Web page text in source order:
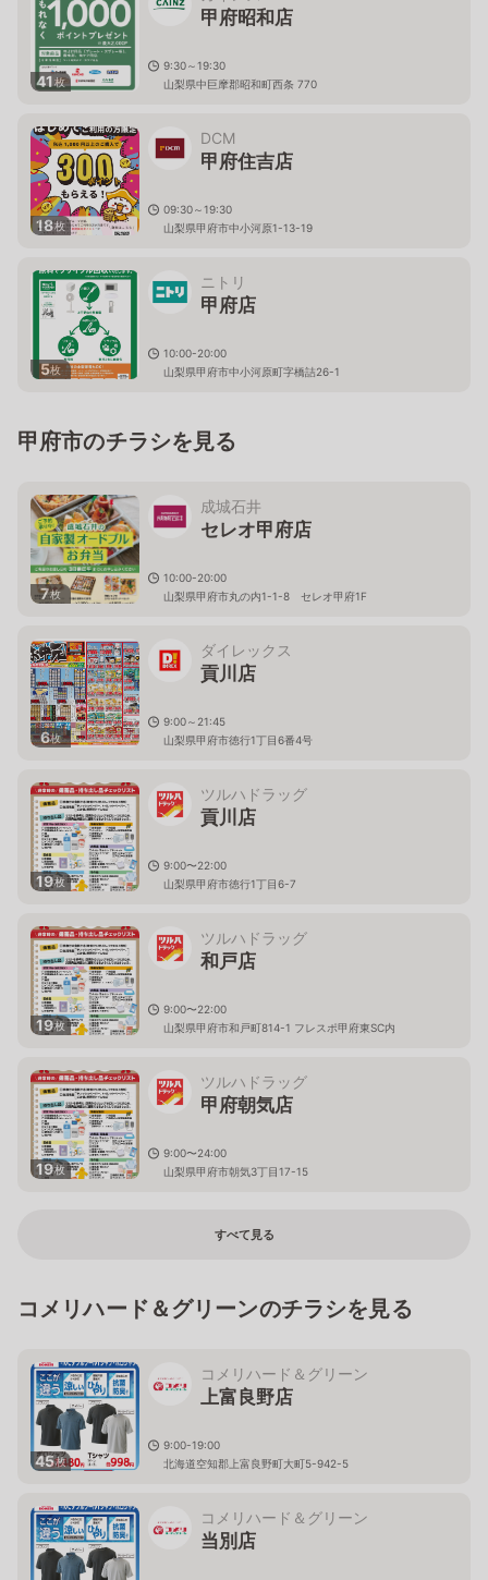
41枚
甲府昭和店
9:30～19:30
山梨県中巨摩郡昭和町西条 770
18枚
DCM
甲府住吉店
09:30～19:30
山梨県甲府市中小河原1-13-19
5枚
ニトリ
甲府店
10:00-20:00
山梨県甲府市中小河原町字橋詰26-1
甲府市のチラシを見る
7枚
成城石井
セレオ甲府店
10:00-20:00
山梨県甲府市丸の内1-1-8 セレオ甲府1F
6枚
ダイレックス
貢川店
9:00～21:45
山梨県甲府市徳行1丁目6番4号
19枚
ツルハドラッグ
貢川店
9:00〜22:00
山梨県甲府市徳行1丁目6-7
19枚
ツルハドラッグ
和戸店
9:00〜22:00
山梨県甲府市和戸町814-1 フレスポ甲府東SC内
19枚
ツルハドラッグ
甲府朝気店
9:00〜24:00
山梨県甲府市朝気3丁目17-15
すべて見る
コメリハード＆グリーンのチラシを見る
45枚
コメリハード＆グリーン
上富良野店
9:00-19:00
北海道空知郡上富良野町大町5-942-5
コメリハード＆グリーン
当別店